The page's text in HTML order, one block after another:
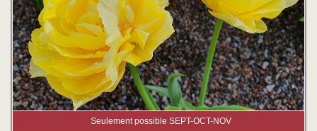
Seulement possible SEPT-OCT-NOV